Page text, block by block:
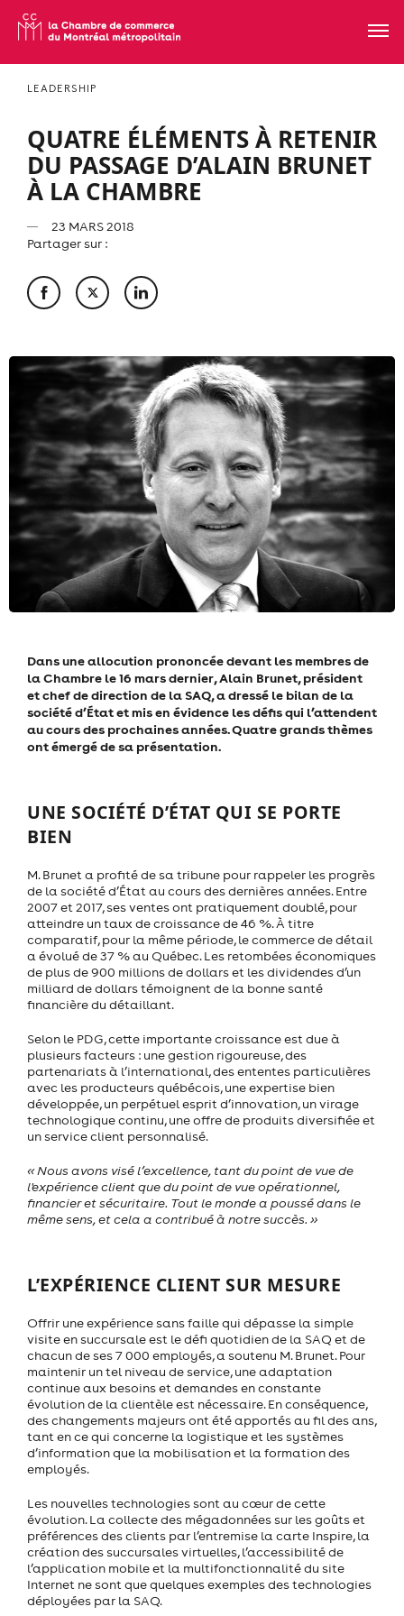
LEADERSHIP
QUATRE ÉLÉMENTS À RETENIR
DU PASSAGE D’ALAIN BRUNET
À LA CHAMBRE
23 MARS 2018
Partager sur :
Dans une allocution prononcée devant les membres de
la Chambre le 16 mars dernier, Alain Brunet, président
et chef de direction de la SAQ, a dressé le bilan de la
société d’État et mis en évidence les défis qui l’attendent
au cours des prochaines années. Quatre grands thèmes
ont émergé de sa présentation.
UNE SOCIÉTÉ D’ÉTAT QUI SE PORTE
BIEN
M. Brunet a profité de sa tribune pour rappeler les progrès
de la société d’État au cours des dernières années. Entre
2007 et 2017, ses ventes ont pratiquement doublé, pour
atteindre un taux de croissance de 46 %. À titre
comparatif, pour la même période, le commerce de détail
a évolué de 37 % au Québec. Les retombées économiques
de plus de 900 millions de dollars et les dividendes d’un
milliard de dollars témoignent de la bonne santé
financière du détaillant.
Selon le PDG, cette importante croissance est due à
plusieurs facteurs : une gestion rigoureuse, des
partenariats à l’international, des ententes particulières
avec les producteurs québécois, une expertise bien
développée, un perpétuel esprit d’innovation, un virage
technologique continu, une offre de produits diversifiée et
un service client personnalisé.
« Nous avons visé l’excellence, tant du point de vue de
l'expérience client que du point de vue opérationnel,
financier et sécuritaire. Tout le monde a poussé dans le
même sens, et cela a contribué à notre succès. »
L’EXPÉRIENCE CLIENT SUR MESURE
Offrir une expérience sans faille qui dépasse la simple
visite en succursale est le défi quotidien de la SAQ et de
chacun de ses 7 000 employés, a soutenu M. Brunet. Pour
maintenir un tel niveau de service, une adaptation
continue aux besoins et demandes en constante
évolution de la clientèle est nécessaire. En conséquence,
des changements majeurs ont été apportés au fil des ans,
tant en ce qui concerne la logistique et les systèmes
d’information que la mobilisation et la formation des
employés.
Les nouvelles technologies sont au cœur de cette
évolution. La collecte des mégadonnées sur les goûts et
préférences des clients par l’entremise la carte Inspire, la
création des succursales virtuelles, l’accessibilité de
l’application mobile et la multifonctionnalité du site
Internet ne sont que quelques exemples des technologies
déployées par la SAQ.